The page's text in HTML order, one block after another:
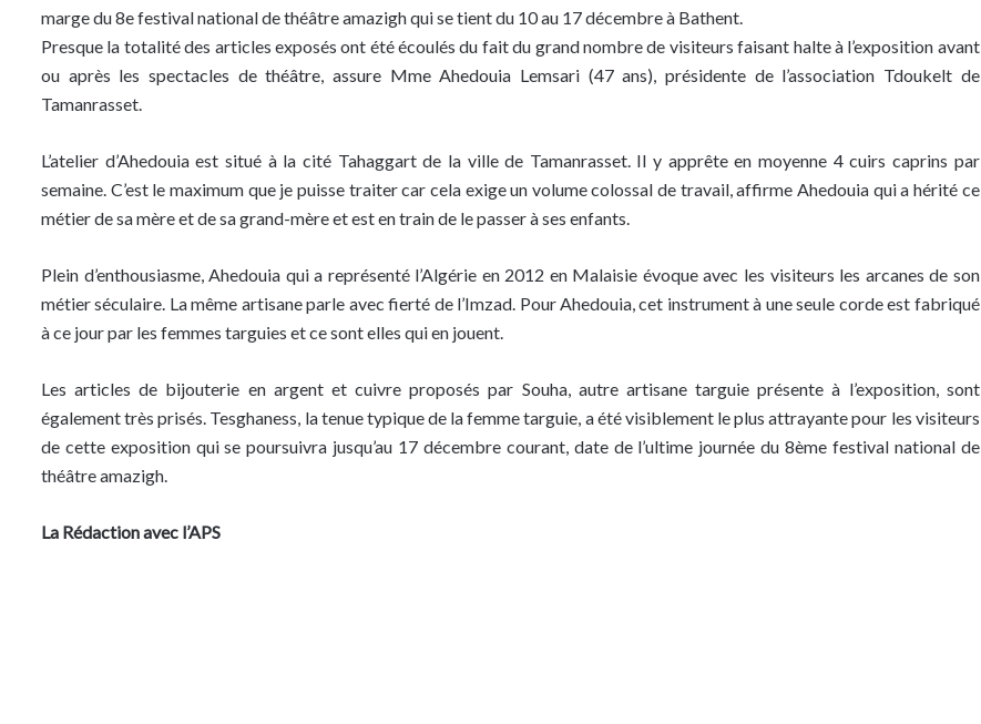
marge du 8e festival national de théâtre amazigh qui se tient du 10 au 17 décembre à Bathent.
Presque la totalité des articles exposés ont été écoulés du fait du grand nombre de visiteurs faisant halte à l’exposition avant
ou après les spectacles de théâtre, assure Mme Ahedouia Lemsari (47 ans), présidente de l’association Tdoukelt de
Tamanrasset.
L’atelier d’Ahedouia est situé à la cité Tahaggart de la ville de Tamanrasset. Il y apprête en moyenne 4 cuirs caprins par
semaine. C’est le maximum que je puisse traiter car cela exige un volume colossal de travail, affirme Ahedouia qui a hérité ce
métier de sa mère et de sa grand-mère et est en train de le passer à ses enfants.
Plein d’enthousiasme, Ahedouia qui a représenté l’Algérie en 2012 en Malaisie évoque avec les visiteurs les arcanes de son
métier séculaire. La même artisane parle avec fierté de l’Imzad. Pour Ahedouia, cet instrument à une seule corde est fabriqué
à ce jour par les femmes targuies et ce sont elles qui en jouent.
Les articles de bijouterie en argent et cuivre proposés par Souha, autre artisane targuie présente à l’exposition, sont
également très prisés. Tesghaness, la tenue typique de la femme targuie, a été visiblement le plus attrayante pour les visiteurs
de cette exposition qui se poursuivra jusqu’au 17 décembre courant, date de l’ultime journée du 8ème festival national de
théâtre amazigh.
La Rédaction avec l’APS